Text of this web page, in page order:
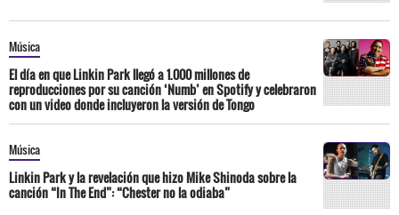
Música
El día en que Linkin Park llegó a 1.000 millones de
reproducciones por su canción ‘Numb’ en Spotify y celebraron
con un video donde incluyeron la versión de Tongo
Música
Linkin Park y la revelación que hizo Mike Shinoda sobre la
canción “In The End”: “Chester no la odiaba”